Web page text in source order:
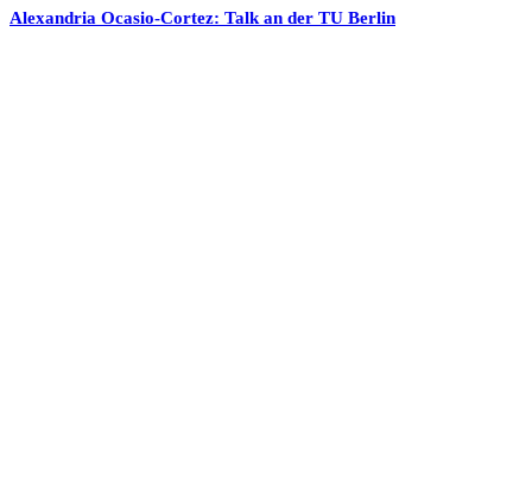
Alexandria Ocasio-Cortez: Talk an der TU Berlin